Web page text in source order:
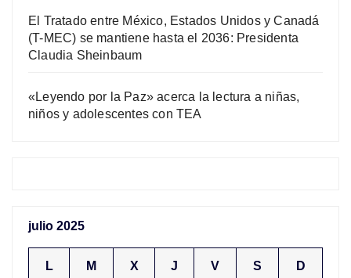
El Tratado entre México, Estados Unidos y Canadá
(T-MEC) se mantiene hasta el 2036: Presidenta
Claudia Sheinbaum
«Leyendo por la Paz» acerca la lectura a niñas,
niños y adolescentes con TEA
julio 2025
L M X J V S D